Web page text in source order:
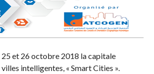
25 et 26 octobre 2018 la capitale
intelligentes, « Smart Cities ».